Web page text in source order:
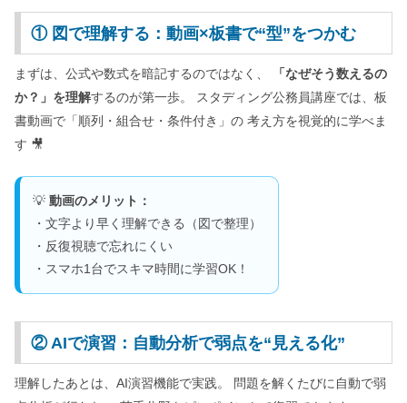
① 図で理解する：動画×板書で“型”をつかむ
まずは、公式や数式を暗記するのではなく、
「なぜそう数えるの
か？」を理解するのが第一歩。 スタディング公務員講座では、板
書動画で「順列・組合せ・条件付き」の 考え方を視覚的に学べま
す 🎥
💡 動画のメリット：
・文字より早く理解できる（図で整理）
・反復視聴で忘れにくい
・スマホ1台でスキマ時間に学習OK！
② AIで演習：自動分析で弱点を“見える化”
理解したあとは、AI演習機能で実践。 問題を解くたびに自動で弱